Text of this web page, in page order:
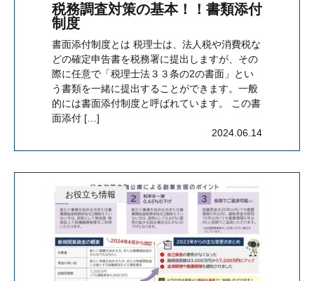
税務調査対策の基本！！書類添付
制度
書面添付制度とは 税理士は、法人税や消費税な
どの確定申告書を税務署に提出しますが、その
際に任意で「税理士法３３条の2の書面」とい
う書類を一緒に提出することができます。一般
的には書面添付制度と呼ばれています。 この書
面添付 […]
2024.06.14
お役立ち情報